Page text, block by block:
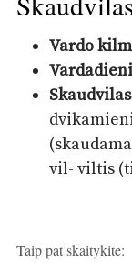
Vardo
vil- viltis
Taip pat skaitykite: